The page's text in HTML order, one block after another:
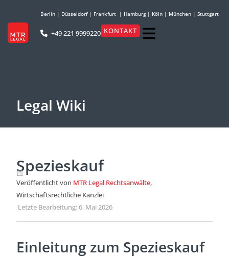
Berlin | Düsseldorf| Frankfurt | Hamburg| Köln | München | Stuttgart
+49 221 9999220 KONTAKT
Legal Wiki
Spezieskauf
Veröffentlicht von MTR Legal Rechtsanwälte,
Wirtschaftsrechtliche Kanzlei
·Letzte Bearbeitung: 6. Mai 2026
Einleitung zum Spezieskauf